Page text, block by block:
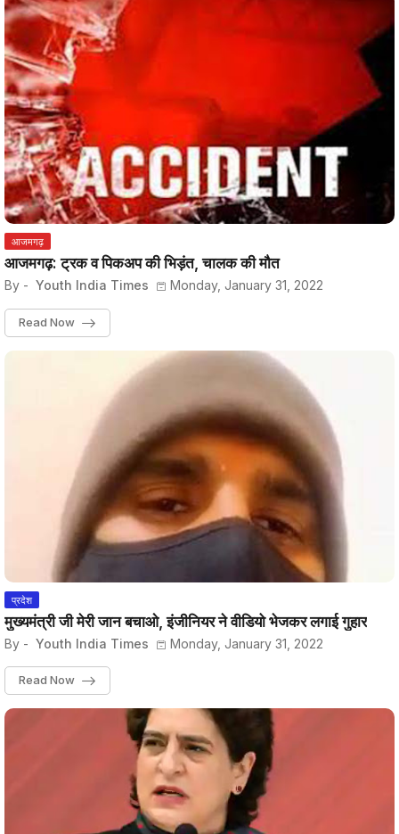
आजमगढ़
आजमगढ़: ट्रक व पिकअप की भिड़ंत, चालक की मौत
By - Youth India Times Monday, January 31, 2022
Read Now
प्रदेश
मुख्यमंत्री जी मेरी जान बचाओ, इंजीनियर ने वीडियो भेजकर लगाई गुहार
By - Youth India Times Monday, January 31, 2022
Read Now